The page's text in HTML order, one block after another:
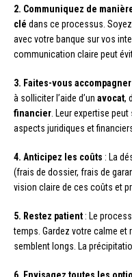
2. Communiquez de
clé dans ce processus.
avec votre banque sur vos
communication claire peut
3. Faites-vous
à solliciter l’aide d’un avocat,
financier . Leur expertise
aspects juridiques et
4. Anticipez les coûts : La
(frais de dossier, frais de
vision claire de ces coûts et
5. Restez patient : Le
temps. Gardez votre calme
semblent longs. La